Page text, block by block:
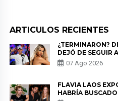
ARTICULOS RECIENTES
¿TERMINARON?
DEJÓ DE SEGUIR
HERRERA Y
DE PÓDCAST
07 Ago 2026
FLAVIA LAOS
HABRÍA